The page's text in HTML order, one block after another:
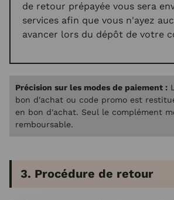
de retour prépayée vous sera
services afin que vous n'ayez
avancer lors du dépôt de votre
Précision sur les modes de paiement :
bon d'achat ou code promo est
en bon d'achat. Seul le complément
remboursable.
3. Procédure de retour